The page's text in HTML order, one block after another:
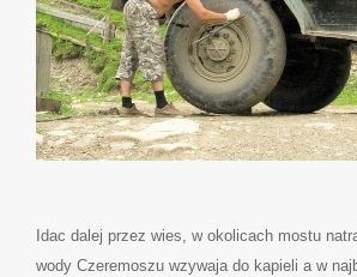
Idac dalej przez wies, w okolicach mostu
wody Czeremoszu wzywaja do kapieli a w